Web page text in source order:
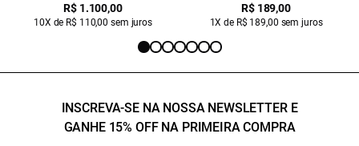
R$ 1.100,00
10X de R$ 110,00 sem juros
R$ 189,00
1X de R$ 189,00 sem juros
INSCREVA-SE NA NOSSA NEWSLETTER E
GANHE 15% OFF NA PRIMEIRA COMPRA